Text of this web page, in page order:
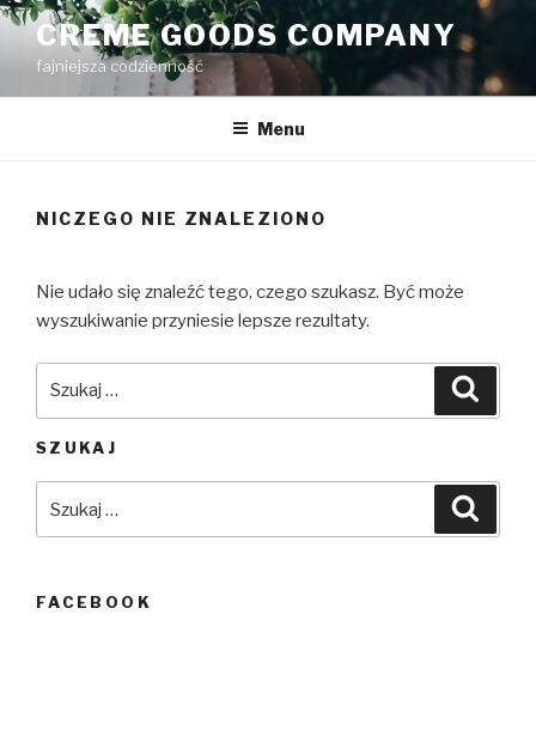
Przejdź
treści
CREME GOODS COMPANY
fajniejsza codzienność
Menu
NICZEGO NIE ZNALEZIONO
Nie udało się znaleźć tego, czego szukasz. Być może
wyszukiwanie przyniesie lepsze rezultaty.
SZUKAJ
FACEBOOK